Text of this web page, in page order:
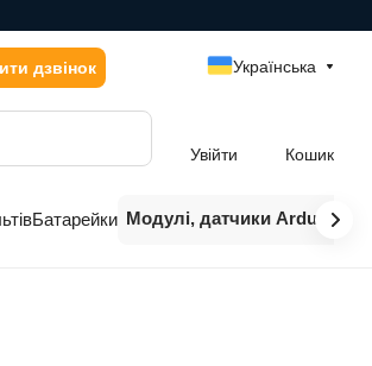
дзвінок Українська
Увійти Кошик
Батарейки Модулі, датчики Arduino